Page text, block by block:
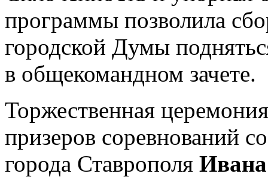
программы позволила
городской Думы
в общекомандном зачете.
Торжественная
призеров соревнований
города Ставрополя